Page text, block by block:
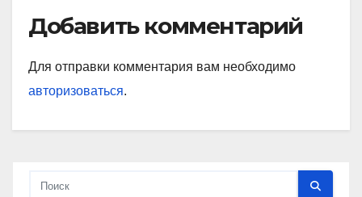
Добавить комментарий
Для отправки комментария вам необходимо
авторизоваться.